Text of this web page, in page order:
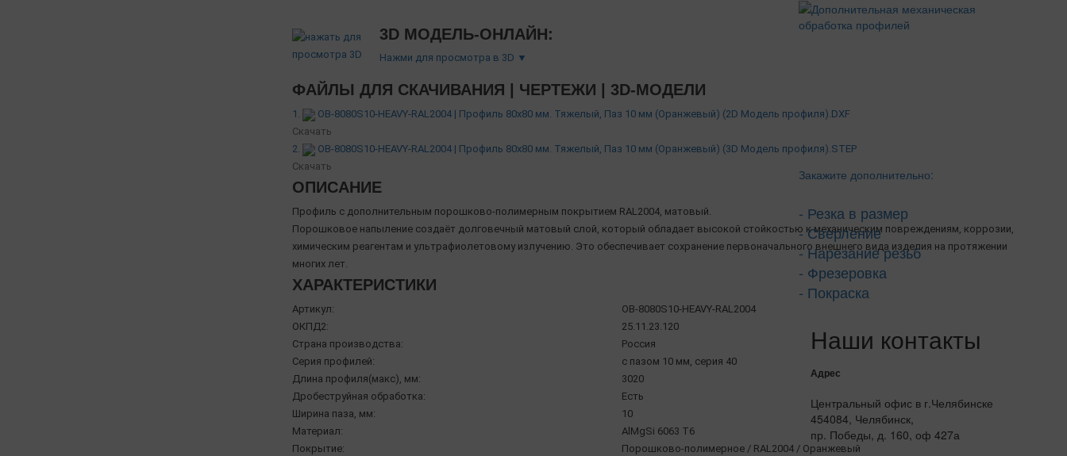
3D МОДЕЛЬ-ОНЛАЙН:
Нажми для просмотра в 3D ▼
ФАЙЛЫ ДЛЯ СКАЧИВАНИЯ | ЧЕРТЕЖИ | 3D-МОДЕЛИ
1.
OB-8080S10-HEAVY-RAL2004 | Профиль 80х80 мм. Тяжелый, Паз 10 мм (Оранжевый) (2D Модель профиля).DXF
Скачать
2.
OB-8080S10-HEAVY-RAL2004 | Профиль 80х80 мм. Тяжелый, Паз 10 мм (Оранжевый) (3D Модель профиля).STEP
Скачать
ОПИСАНИЕ
Профиль с дополнительным порошково-полимерным покрытием RAL2004, матовый.
Порошковое напыление создаёт долговечный матовый слой, который обладает высокой стойкостью к механическим повреждениям, коррозии,
химическим реагентам и ультрафиолетовому излучению. Это обеспечивает сохранение первоначального внешнего вида изделия на протяжении
многих лет.
ХАРАКТЕРИСТИКИ
Артикул:
OB-8080S10-HEAVY-RAL2004
ОКПД2:
25.11.23.120
Страна производства:
Россия
Серия профилей:
с пазом 10 мм, серия 40
Длина профиля(макс), мм:
3020
Дробеструйная обработка:
Есть
Ширина паза, мм:
10
Материал:
AlMgSi 6063 Т6
Покрытие:
Порошково-полимерное / RAL2004 / Оранжевый
Закажите дополнительно:
- Резка в размер
- Сверление
- Нарезание резьб
- Фрезеровка
- Покраска
Наши контакты
Адрес
Центральный офис в г.Челябинске
454084, Челябинск,
пр. Победы, д. 160, оф 427а